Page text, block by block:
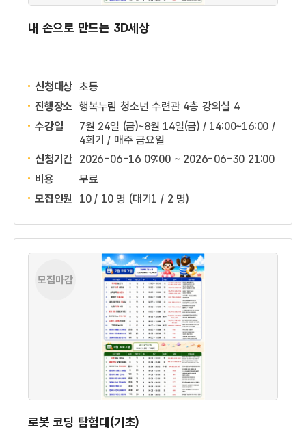
내 손으로 만드는 3D세상
신청대상 초등
진행장소 행복누림 청소년 수련관 4층 강의실 4
수강일
7월 24일 (금)~8월 14일(금) / 14:00~16:00 /
4회기 / 매주 금요일
신청기간 2026-06-16 09:00 ~ 2026-06-30 21:00
비용
무료
모집인원
10 / 10 명 (대기1 / 2 명)
모집마감
로봇 코딩 탐험대(기초)